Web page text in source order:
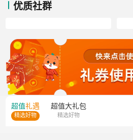
优质社群
超值礼遇
精选好物
超值大礼包
精选好物